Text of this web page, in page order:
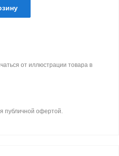
от иллюстрации товара в
публичной офертой.